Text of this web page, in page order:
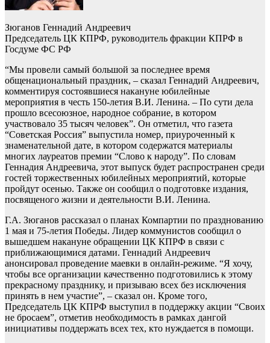
Зюганов Геннадий Андреевич
Председатель ЦК КПРФ, руководитель фракции КПРФ в
Госдуме ФС РФ
“Мы провели самый большой за последнее время
общенациональный праздник, – сказал Геннадий Андреевич,
комментируя состоявшиеся накануне юбилейные
мероприятия в честь 150-летия В.И. Ленина. – По сути дела
прошло всесоюзное, народное собрание, в котором
участвовало 35 тысяч человек”. Он отметил, что газета
“Советская Россия” выпустила номер, приуроченный к
знаменательной дате, в котором содержатся материалы
многих лауреатов премии “Слово к народу”. По словам
Геннадия Андреевича, этот выпуск будет распространен среди
гостей торжественных юбилейных мероприятий, которые
пройдут осенью. Также он сообщил о подготовке издания,
посвященого жизни и деятельности В.И. Ленина.
Г.А. Зюганов рассказал о планах Компартии по празднованию
1 мая и 75-летия Победы. Лидер коммунистов сообщил о
вышедшем накануне обращении ЦК КПРФ в связи с
приближающимися датами. Геннадий Андреевич
анонсировал проведение маевки в онлайн-режиме. “Я хочу,
чтобы все организации качественно подготовились к этому
прекрасному празднику, и призываю всех без исключения
принять в нем участие”, – сказал он. Кроме того,
Председатель ЦК КПРФ выступил в поддержку акции “Своих
не бросаем”, отметив необходимость в рамках дангой
инициативы поддержать всех тех, кто нуждается в помощи.